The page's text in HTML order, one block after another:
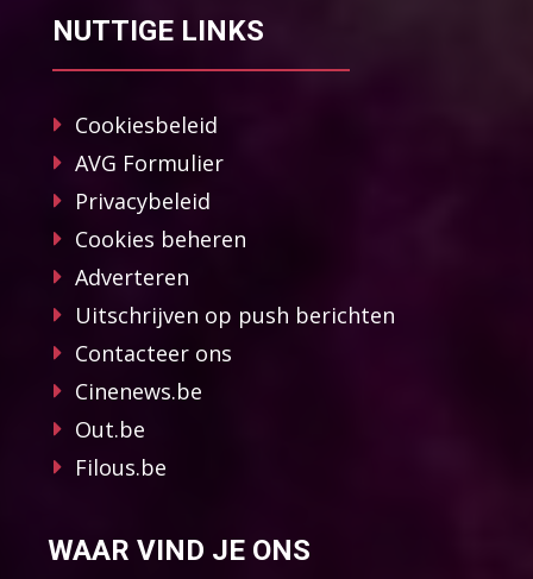
NUTTIGE LINKS
Cookiesbeleid
AVG Formulier
Privacybeleid
Cookies beheren
Adverteren
Uitschrijven op push berichten
Contacteer ons
Cinenews.be
Out.be
Filous.be
WAAR VIND JE ONS